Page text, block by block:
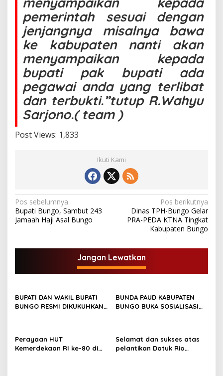
pemerintah sesuai dengan
jenjangnya misalnya bawa
ke kabupaten nanti akan
menyampaikan kepada
bupati pak bupati ada
pegawai anda yang terlibat
dan terbukti.”tutup R.Wahyu
Sarjono.( team )
Post Views: 1,833
Ikuti Kami
N
a
i
a
i
s
Pos sebelumnya
Bupati Bungo, Sambut 243
Jamaah Haji Asal Bungo
Pos berikutnya
Dinas TPH-Bungo Gelar
PRA-PEDA KTNA Tingkat
Kabupaten Bungo
Jangan Lewatkan
BUPATI DAN WAKIL BUPATI
BUNGO RESMI DIKUKUHKAN
BUNDA PAUD KABUPATEN
BUNGO BUKA SOSIALISASI
Perayaan HUT
Kemerdekaan RI ke-80 di
Selamat dan sukses atas
pelantikan Datuk Rio